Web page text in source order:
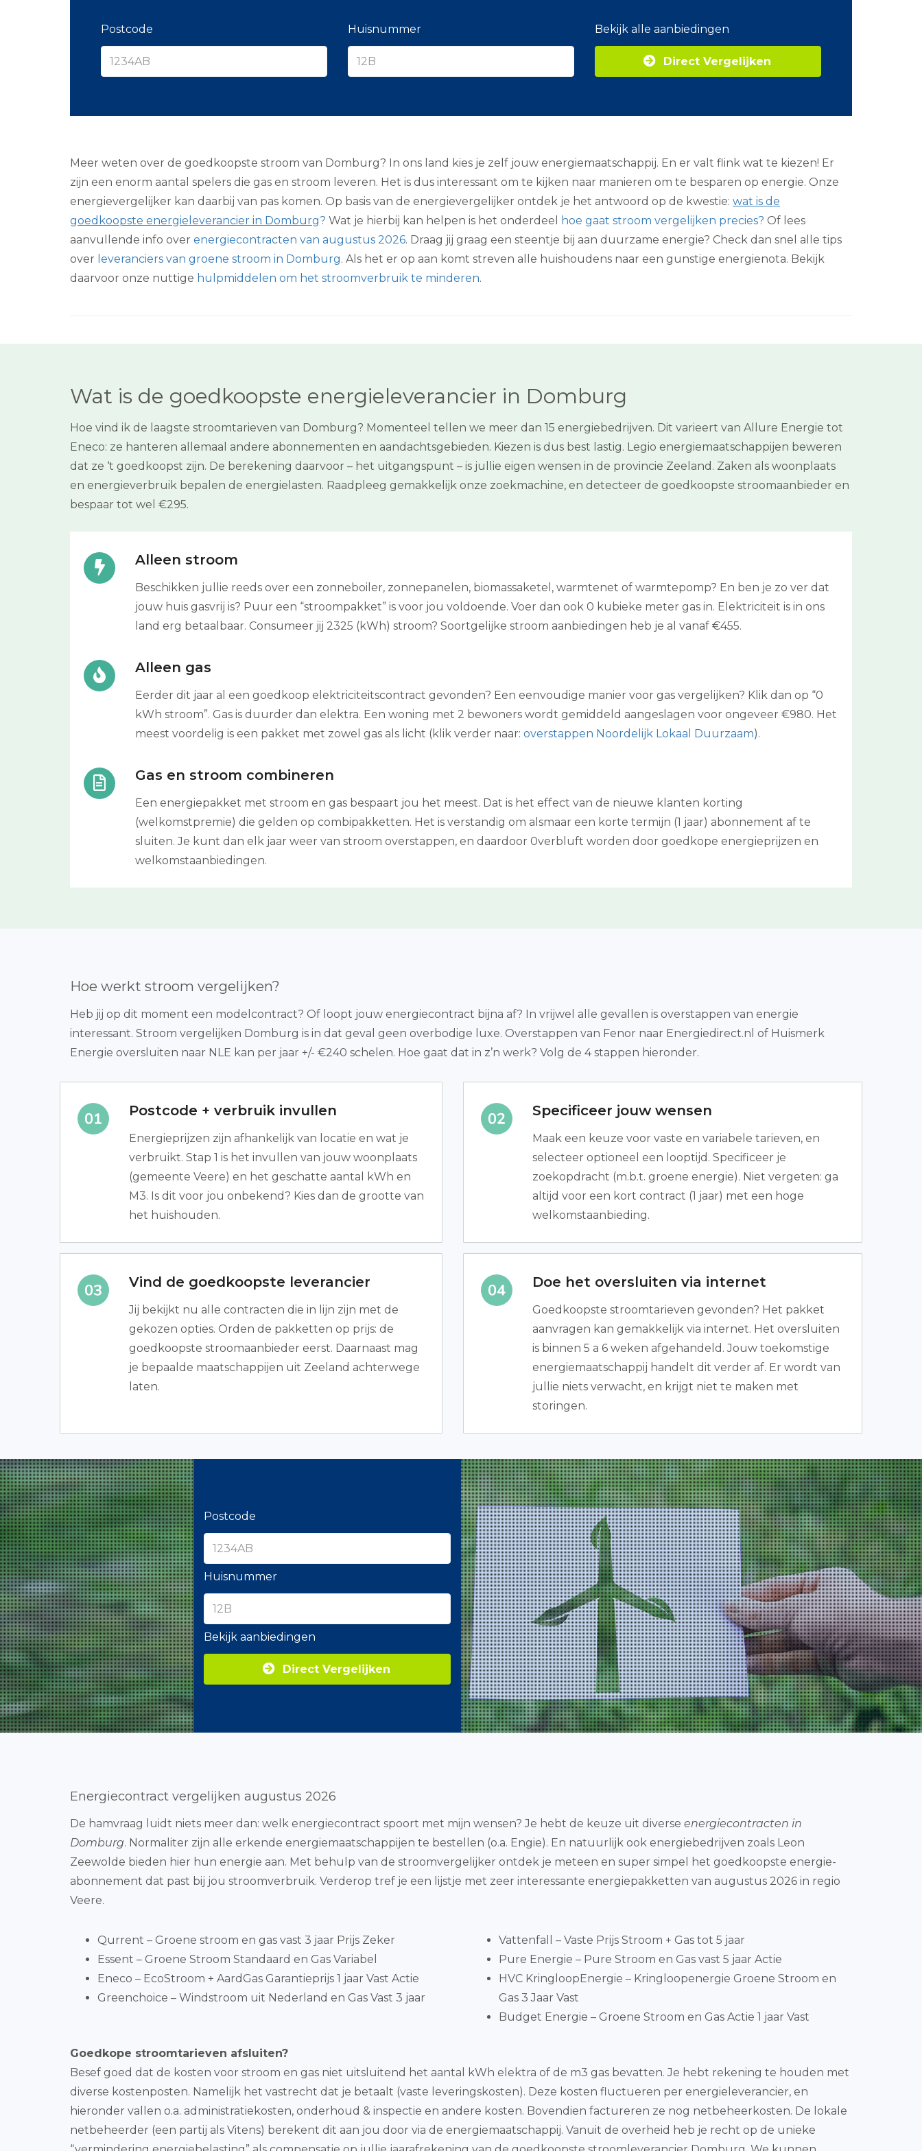
a
e
m
Z
j
e
n
e
g
i
Postcode Huisnummer Bekijk alle aanbiedingen
Direct Vergelijken
Meer weten over de goedkoopste stroom van Domburg? In ons land kies je zelf jouw energiemaatschappij. En er valt flink wat te kiezen! Er
zijn een enorm aantal spelers die gas en stroom leveren. Het is dus interessant om te kijken naar manieren om te besparen op energie. Onze
energievergelijker kan daarbij van pas komen. Op basis van de energievergelijker ontdek je het antwoord op de kwestie: wat is de
goedkoopste energieleverancier in Domburg? Wat je hierbij kan helpen is het onderdeel hoe gaat stroom vergelijken precies? Of lees
aanvullende info over energiecontracten van augustus 2026. Draag jij graag een steentje bij aan duurzame energie? Check dan snel alle tips
over leveranciers van groene stroom in Domburg. Als het er op aan komt streven alle huishoudens naar een gunstige energienota. Bekijk
daarvoor onze nuttige hulpmiddelen om het stroomverbruik te minderen.
Wat is de goedkoopste energieleverancier in Domburg
Hoe vind ik de laagste stroomtarieven van Domburg? Momenteel tellen we meer dan 15 energiebedrijven. Dit varieert van Allure Energie tot
Eneco: ze hanteren allemaal andere abonnementen en aandachtsgebieden. Kiezen is dus best lastig. Legio energiemaatschappijen beweren
dat ze ‘t goedkoopst zijn. De berekening daarvoor – het uitgangspunt – is jullie eigen wensen in de provincie Zeeland. Zaken als woonplaats
en energieverbruik bepalen de energielasten. Raadpleeg gemakkelijk onze zoekmachine, en detecteer de goedkoopste stroomaanbieder en
bespaar tot wel €295.
Alleen stroom
Beschikken jullie reeds over een zonneboiler, zonnepanelen, biomassaketel, warmtenet of warmtepomp? En ben je zo ver dat
jouw huis gasvrij is? Puur een “stroompakket” is voor jou voldoende. Voer dan ook 0 kubieke meter gas in. Elektriciteit is in ons
land erg betaalbaar. Consumeer jij 2325 (kWh) stroom? Soortgelijke stroom aanbiedingen heb je al vanaf €455.
Alleen gas
Eerder dit jaar al een goedkoop elektriciteitscontract gevonden? Een eenvoudige manier voor gas vergelijken? Klik dan op “0
kWh stroom”. Gas is duurder dan elektra. Een woning met 2 bewoners wordt gemiddeld aangeslagen voor ongeveer €980. Het
meest voordelig is een pakket met zowel gas als licht (klik verder naar: overstappen Noordelijk Lokaal Duurzaam).
Gas en stroom combineren
Een energiepakket met stroom en gas bespaart jou het meest. Dat is het effect van de nieuwe klanten korting
(welkomstpremie) die gelden op combipakketten. Het is verstandig om alsmaar een korte termijn (1 jaar) abonnement af te
sluiten. Je kunt dan elk jaar weer van stroom overstappen, en daardoor 0verbluft worden door goedkope energieprijzen en
welkomstaanbiedingen.
Hoe werkt stroom vergelijken?
Heb jij op dit moment een modelcontract? Of loopt jouw energiecontract bijna af? In vrijwel alle gevallen is overstappen van energie
interessant. Stroom vergelijken Domburg is in dat geval geen overbodige luxe. Overstappen van Fenor naar Energiedirect.nl of Huismerk
Energie oversluiten naar NLE kan per jaar +/- €240 schelen. Hoe gaat dat in z’n werk? Volg de 4 stappen hieronder.
Postcode + verbruik invullen
Energieprijzen zijn afhankelijk van locatie en wat je
verbruikt. Stap 1 is het invullen van jouw woonplaats
(gemeente Veere) en het geschatte aantal kWh en
M3. Is dit voor jou onbekend? Kies dan de grootte van
het huishouden.
Specificeer jouw wensen
Maak een keuze voor vaste en variabele tarieven, en
selecteer optioneel een looptijd. Specificeer je
zoekopdracht (m.b.t. groene energie). Niet vergeten: ga
altijd voor een kort contract (1 jaar) met een hoge
welkomstaanbieding.
Vind de goedkoopste leverancier
Jij bekijkt nu alle contracten die in lijn zijn met de
gekozen opties. Orden de pakketten op prijs: de
goedkoopste stroomaanbieder eerst. Daarnaast mag
je bepaalde maatschappijen uit Zeeland achterwege
laten.
Doe het oversluiten via internet
Goedkoopste stroomtarieven gevonden? Het pakket
aanvragen kan gemakkelijk via internet. Het oversluiten
is binnen 5 a 6 weken afgehandeld. Jouw toekomstige
energiemaatschappij handelt dit verder af. Er wordt van
jullie niets verwacht, en krijgt niet te maken met
storingen.
Postcode
Huisnummer
Bekijk aanbiedingen
Direct Vergelijken
Energiecontract vergelijken augustus 2026
De hamvraag luidt niets meer dan: welk energiecontract spoort met mijn wensen? Je hebt de keuze uit diverse energiecontracten in
Domburg. Normaliter zijn alle erkende energiemaatschappijen te bestellen (o.a. Engie). En natuurlijk ook energiebedrijven zoals Leon
Zeewolde bieden hier hun energie aan. Met behulp van de stroomvergelijker ontdek je meteen en super simpel het goedkoopste energie-
abonnement dat past bij jou stroomverbruik. Verderop tref je een lijstje met zeer interessante energiepakketten van augustus 2026 in regio
Veere.
Qurrent – Groene stroom en gas vast 3 jaar Prijs Zeker
Essent – Groene Stroom Standaard en Gas Variabel
Eneco – EcoStroom + AardGas Garantieprijs 1 jaar Vast Actie
Greenchoice – Windstroom uit Nederland en Gas Vast 3 jaar
Vattenfall – Vaste Prijs Stroom + Gas tot 5 jaar
Pure Energie – Pure Stroom en Gas vast 5 jaar Actie
HVC KringloopEnergie – Kringloopenergie Groene Stroom en
Gas 3 Jaar Vast
Budget Energie – Groene Stroom en Gas Actie 1 jaar Vast
Goedkope stroomtarieven afsluiten?
Besef goed dat de kosten voor stroom en gas niet uitsluitend het aantal kWh elektra of de m3 gas bevatten. Je hebt rekening te houden met
diverse kostenposten. Namelijk het vastrecht dat je betaalt (vaste leveringskosten). Deze kosten fluctueren per energieleverancier, en
hieronder vallen o.a. administratiekosten, onderhoud & inspectie en andere kosten. Bovendien factureren ze nog netbeheerkosten. De lokale
netbeheerder (een partij als Vitens) berekent dit aan jou door via de energiemaatschappij. Vanuit de overheid heb je recht op de unieke